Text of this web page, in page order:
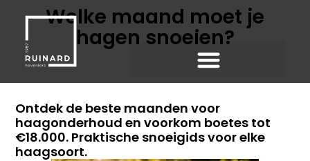
Welke maand moet je
hagen snoeien?
Ontdek de beste maanden voor
haagonderhoud en voorkom boetes tot
€18.000. Praktische snoeigids voor elke
haagsoort.